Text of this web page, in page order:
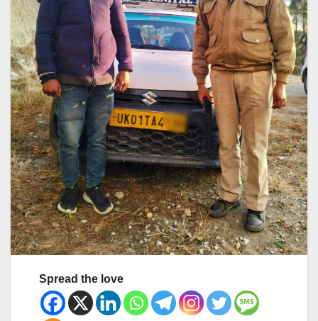
Spread the love